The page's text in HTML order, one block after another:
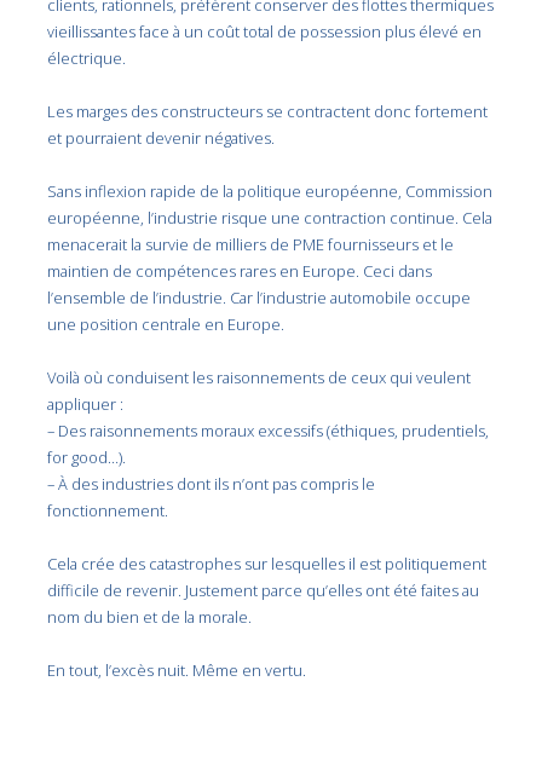
clients, rationnels, préfèrent conserver des flottes thermiques
vieillissantes face à un coût total de possession plus élevé en
électrique.
Les marges des constructeurs se contractent donc fortement
et pourraient devenir négatives.
Sans inflexion rapide de la politique européenne, Commission
européenne, l’industrie risque une contraction continue. Cela
menacerait la survie de milliers de PME fournisseurs et le
maintien de compétences rares en Europe. Ceci dans
l’ensemble de l’industrie. Car l’industrie automobile occupe
une position centrale en Europe.
Voilà où conduisent les raisonnements de ceux qui veulent
appliquer :
– Des raisonnements moraux excessifs (éthiques, prudentiels,
for good…).
– À des industries dont ils n’ont pas compris le
fonctionnement.
Cela crée des catastrophes sur lesquelles il est politiquement
difficile de revenir. Justement parce qu’elles ont été faites au
nom du bien et de la morale.
En tout, l’excès nuit. Même en vertu.